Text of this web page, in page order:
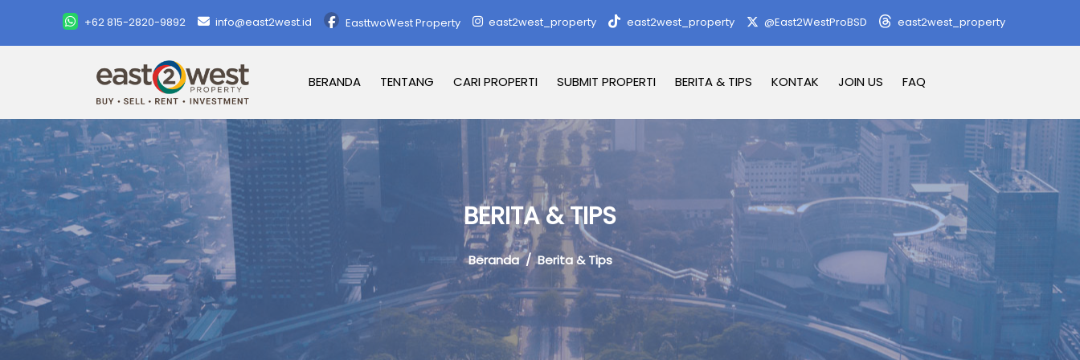
+62 815-2820-9892 info@east2west.id EasttwoWest Property east2west_property east2west_property @East2WestProBSD east2west_property
BERANDA TENTANG CARI PROPERTI SUBMIT PROPERTI BERITA & TIPS KONTAK JOIN US FAQ
BERITA & TIPS
Beranda/ Berita & Tips